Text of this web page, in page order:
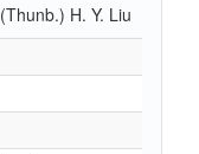
(Thunb.) H. Y. Liu